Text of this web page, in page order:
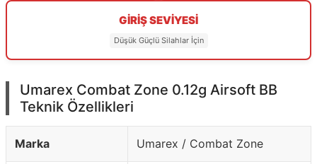
GİRİŞ SEVİYESİ
Düşük Güçlü Silahlar İçin
Umarex Combat Zone 0.12g Airsoft BB
Teknik Özellikleri
Marka Umarex / Combat Zone